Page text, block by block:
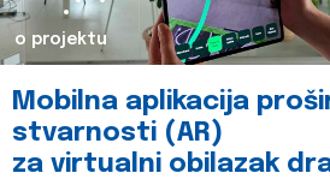
o projektu
Mobilna aplikacija
stvarnosti (AR)
za virtualni obilazak